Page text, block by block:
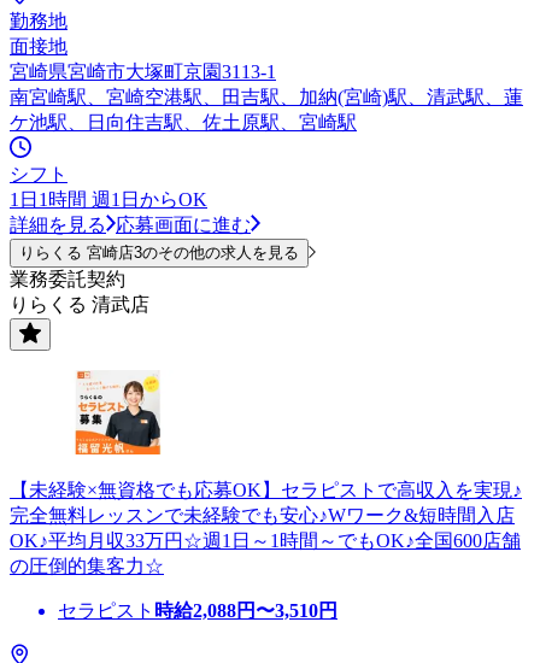
勤務地
面接地
宮崎県宮崎市大塚町京園3113-1
南宮崎駅、宮崎空港駅、田吉駅、加納(宮崎)駅、清武駅、蓮
ケ池駅、日向住吉駅、佐土原駅、宮崎駅
シフト
1日1時間 週1日からOK
詳細を見る
応募画面に進む
りらくる 宮崎店3のその他の求人を見る
業務委託契約
りらくる 清武店
【未経験×無資格でも応募OK】セラピストで高収入を実現♪
完全無料レッスンで未経験でも安心♪Wワーク&短時間入店
OK♪平均月収33万円☆週1日～1時間～でもOK♪全国600店舗
の圧倒的集客力☆
セラピスト 時給2,088円〜3,510円